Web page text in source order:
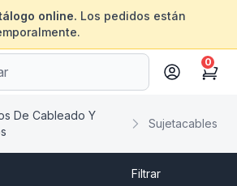
online. Los pedidos están
Cart
0
De Cableado Y
Sujetacables
Filtrar